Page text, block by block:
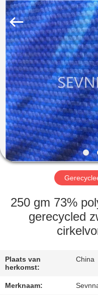
HUIS
PRODUCTEN
VR-
SHOW
ONGEVEER
2026
SEVNNA
TEXTILE.
Rights
Reserved.
250 gm 73%
gerecycled
Plaats van
herkomst:
China
Merknaam: